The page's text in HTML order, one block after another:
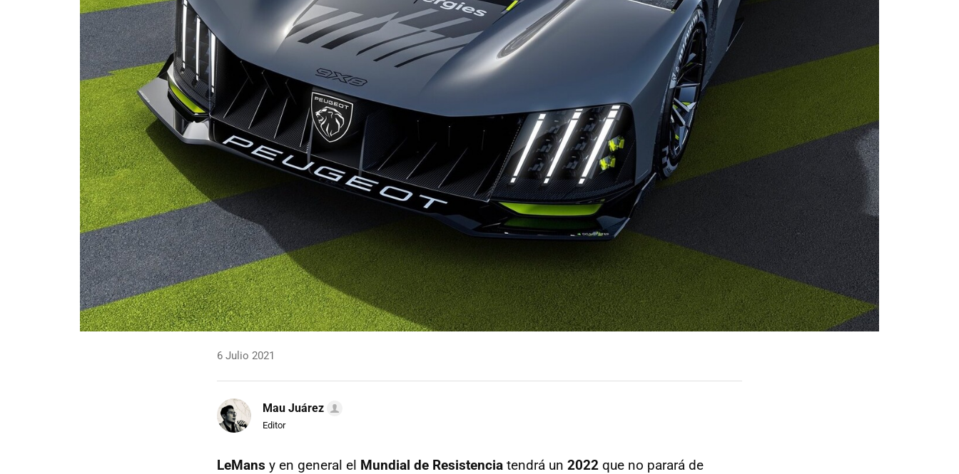
6 Julio 2021
Mau Juárez
Editor
LeMans y en general el Mundial de Resistencia tendrá un 2022 que no parará de